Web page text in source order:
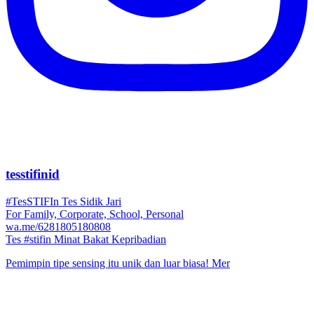
tesstifinid
#TesSTIFIn Tes Sidik Jari
For Family, Corporate, School, Personal
wa.me/6281805180808
Tes #stifin Minat Bakat Kepribadian
Pemimpin tipe sensing itu unik dan luar biasa! Mer